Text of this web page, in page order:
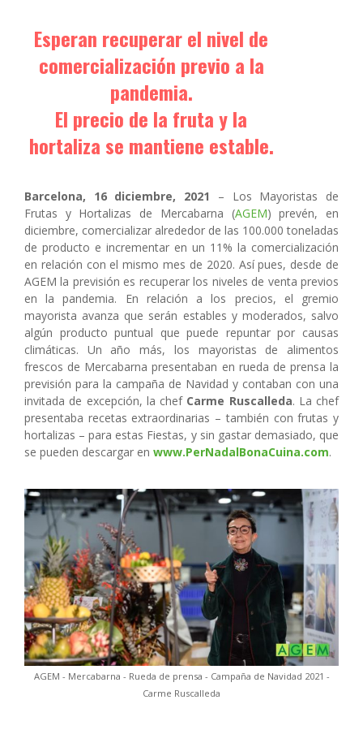
Esperan recuperar el nivel de
comercialización previo a la
pandemia.
El precio de la fruta y la
hortaliza se mantiene estable.
Barcelona, 16 diciembre, 2021 – Los Mayoristas de
Frutas y Hortalizas de Mercabarna (AGEM) prevén, en
diciembre, comercializar alrededor de las 100.000 toneladas
de producto e incrementar en un 11% la comercialización
en relación con el mismo mes de 2020. Así pues, desde de
AGEM la previsión es recuperar los niveles de venta previos
en la pandemia. En relación a los precios, el gremio
mayorista avanza que serán estables y moderados, salvo
algún producto puntual que puede repuntar por causas
climáticas. Un año más, los mayoristas de alimentos
frescos de Mercabarna presentaban en rueda de prensa la
previsión para la campaña de Navidad y contaban con una
invitada de excepción, la chef Carme Ruscalleda. La chef
presentaba recetas extraordinarias – también con frutas y
hortalizas – para estas Fiestas, y sin gastar demasiado, que
se pueden descargar en www.PerNadalBonaCuina.com.
AGEM - Mercabarna - Rueda de prensa - Campaña de Navidad 2021 -
Carme Ruscalleda